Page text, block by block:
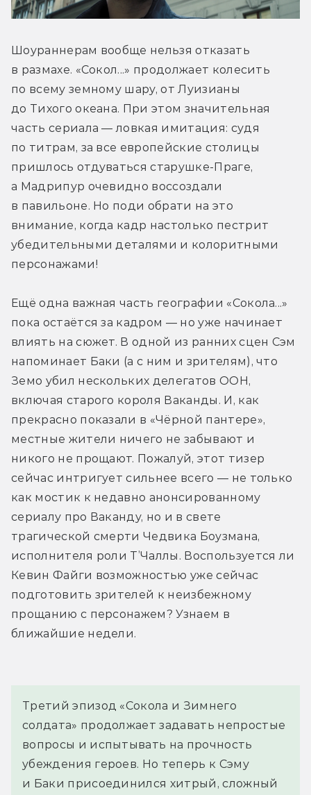
Шоураннерам вообще нельзя отказать
в размахе. «Сокол...» продолжает колесить
по всему земному шару, от Луизианы
до Тихого океана. При этом значительная
часть сериала — ловкая имитация: судя
по титрам, за все европейские столицы
пришлось отдуваться старушке-Праге,
а Мадрипур очевидно воссоздали
в павильоне. Но поди обрати на это
внимание, когда кадр настолько пестрит
убедительными деталями и колоритными
персонажами!
Ещё одна важная часть географии «Сокола...»
пока остаётся за кадром — но уже начинает
влиять на сюжет. В одной из ранних сцен Сэм
напоминает Баки (а с ним и зрителям), что
Земо убил нескольких делегатов ООН,
включая старого короля Ваканды. И, как
прекрасно показали в «Чёрной пантере»,
местные жители ничего не забывают и
никого не прощают. Пожалуй, этот тизер
сейчас интригует сильнее всего — не только
как мостик к недавно анонсированному
сериалу про Ваканду, но и в свете
трагической смерти Чедвика Боузмана,
исполнителя роли Т’Чаллы. Воспользуется ли
Кевин Файги возможностью уже сейчас
подготовить зрителей к неизбежному
прощанию с персонажем? Узнаем в
ближайшие недели.
Третий эпизод «Сокола и Зимнего
солдата» продолжает задавать непростые
вопросы и испытывать на прочность
убеждения героев. Но теперь к Сэму
и Баки присоединился хитрый, сложный